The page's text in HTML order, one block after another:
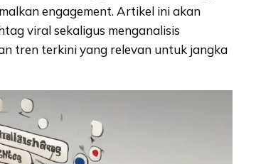
engagement. Artikel ini akan
viral sekaligus menganalisis
tren terkini yang relevan untuk jangka